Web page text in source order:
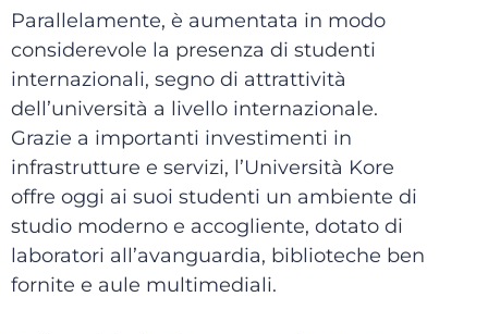
Parallelamente, è aumentata in modo
considerevole la presenza di studenti
internazionali, segno di attrattività
dell’università a livello internazionale.
Grazie a importanti investimenti in
infrastrutture e servizi, l’Università Kore
offre oggi ai suoi studenti un ambiente di
studio moderno e accogliente, dotato di
laboratori all’avanguardia, biblioteche ben
fornite e aule multimediali.